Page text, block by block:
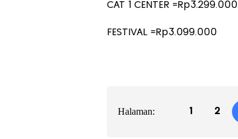
CAT 1 CENTER =Rp3.299.000
FESTIVAL =Rp3.099.000
Halaman: 1 2